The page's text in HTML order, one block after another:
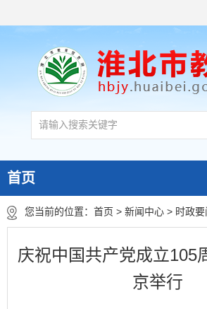
首页
您当前的位置： 首页 > 新闻中心 > 时政要
庆祝中国共产党成立105
京举行